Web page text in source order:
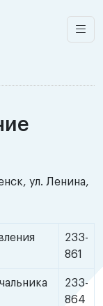
ул. Ленина,
233-
861
233-
864